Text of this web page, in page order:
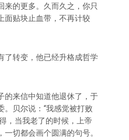
来的更多。久而久之，你只
面贴块止血带，不再计较
了转变，他已经升格成哲学
的来信中知道他退休了，于
。贝尔说：“我感觉被打败
，当我老了的时候，上帝
一切都会画个圆满的句号。